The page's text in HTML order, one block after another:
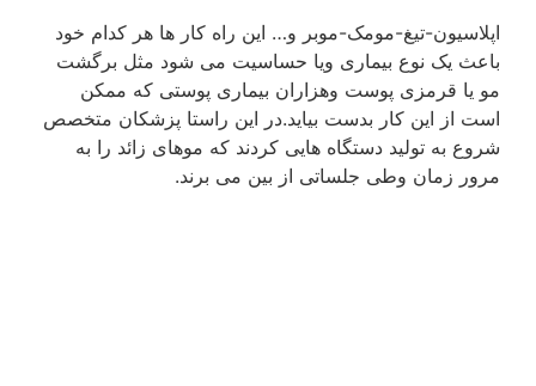
اپلاسیون-تیغ-مومک-موبر و… این راه کار ها هر کدام خود
باعث یک نوع بیماری ویا حساسیت می شود مثل برگشت
مو یا قرمزی پوست وهزاران بیماری پوستی که ممکن
است از این کار بدست بیاید.در این راستا پزشکان متخصص
شروع به تولید دستگاه هایی کردند که موهای زائد را به
مرور زمان وطی جلساتی از بین می برند.